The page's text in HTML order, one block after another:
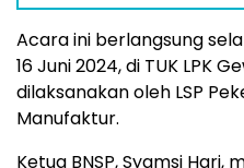
Acara ini berlangsung
16 Juni 2024, di TUK LPK
dilaksanakan oleh LSP
Manufaktur.
Ketua BNSP, Syamsi